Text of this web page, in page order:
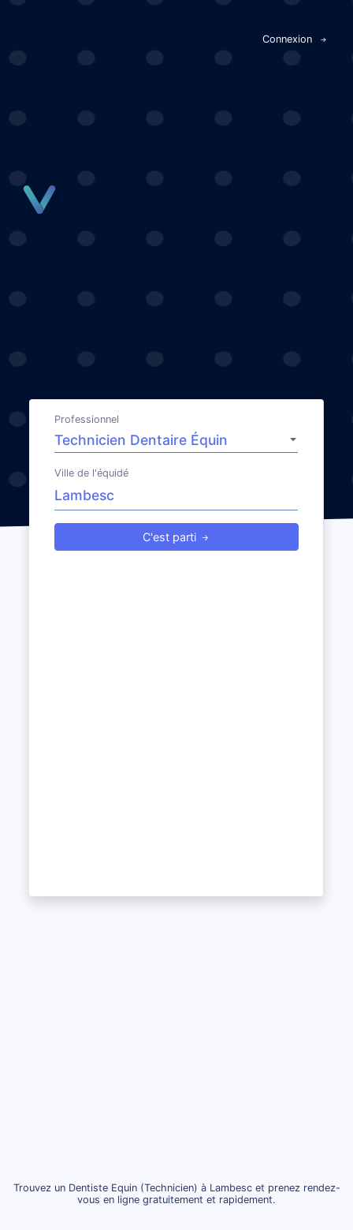
Connexion
Professionnel
Ville de l'équidé
C'est parti
Trouvez un Dentiste Equin (Technicien) à Lambesc et prenez rendez-
vous en ligne gratuitement et rapidement.